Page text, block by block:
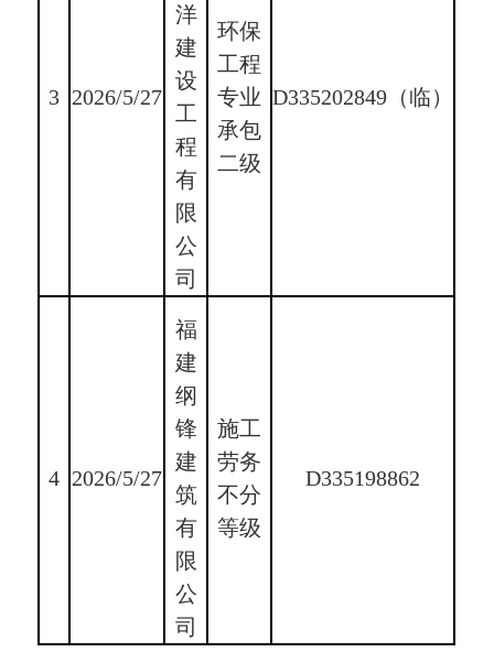
3 2026/5/27
洋
建
设
工
程
有
限
公
司
环保
工程
专业
承包
二级
D335202849（临）
4 2026/5/27
福
建
纲
锋
建
筑
有
限
公
司
施工
劳务
不分
等级
D335198862